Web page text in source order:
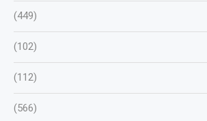
(449)
(102)
(112)
(566)